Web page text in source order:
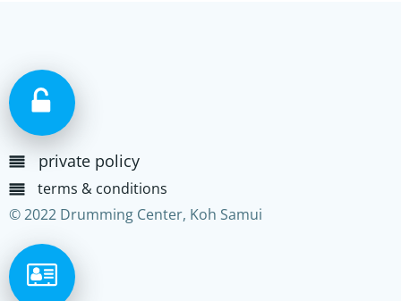
private policy
terms & conditions
© 2022 Drumming Center, Koh Samui